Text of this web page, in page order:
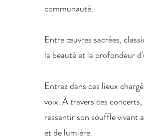
communauté.​
Entre œuvres sacrées,
la beauté et la profondeur
Entrez dans ces lieux
voix. À travers ces
ressentir son souffle vivant
et de lumière.